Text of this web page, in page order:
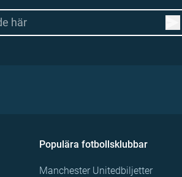
Populära fotbollsklubbar
Manchester Unitedbiljetter